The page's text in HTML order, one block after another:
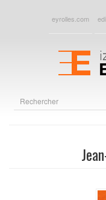
eyrolles.com